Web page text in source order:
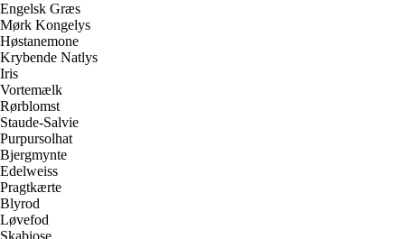
Engelsk Græs
Mørk Kongelys
Høstanemone
Krybende Natlys
Iris
Vortemælk
Rørblomst
Staude-Salvie
Purpursolhat
Bjergmynte
Edelweiss
Pragtkærte
Blyrod
Løvefod